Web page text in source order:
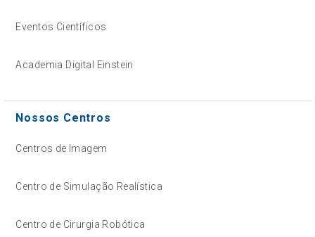
Eventos Científicos
Academia Digital Einstein
Nossos Centros
Centros de Imagem
Centro de Simulação Realística
Centro de Cirurgia Robótica